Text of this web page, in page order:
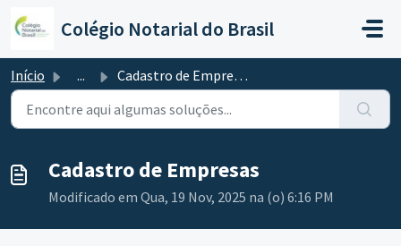
Colégio Notarial do Brasil
Início ... Cadastro de Empresas
Cadastro de Empresas
Modificado em Qua, 19 Nov, 2025 na (o) 6:16 PM